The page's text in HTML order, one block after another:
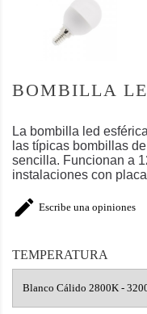
BOMBILLA
La bombilla led
las típicas bombillas
sencilla. Funcionan a
instalaciones con
 Escribe una opiniones
TEMPERATURA